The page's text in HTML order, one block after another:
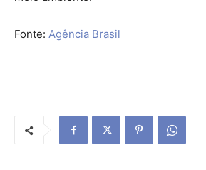
Fonte: Agência Brasil